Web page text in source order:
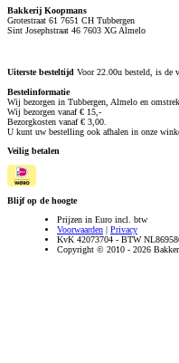
Bakkerij Koopmans
Grotestraat 61 7651 CH Tubbergen
Sint Josephstraat 46 7603 XG Almelo
Uiterste besteltijd Voor 22.00u besteld, is de
Bestelinformatie
Wij bezorgen in Tubbergen, Almelo en
Wij bezorgen vanaf € 15,-
Bezorgkosten vanaf € 3,00.
U kunt uw bestelling ook afhalen in onze
Veilig betalen
Blijf op de hoogte
Prijzen in Euro incl. btw
Voorwaarden | Privacy
KvK 42073704 - BTW
Copyright © 2010 - 2026